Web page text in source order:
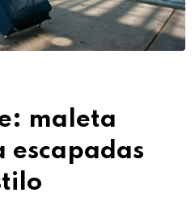
maleta
escapadas